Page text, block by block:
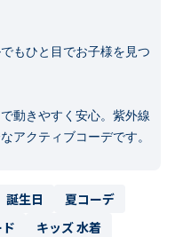
もひと目でお子様を見つ
動きやすく安心。紫外線
アクティブコーデです。
誕生日
夏コーデ
キッズ 水着